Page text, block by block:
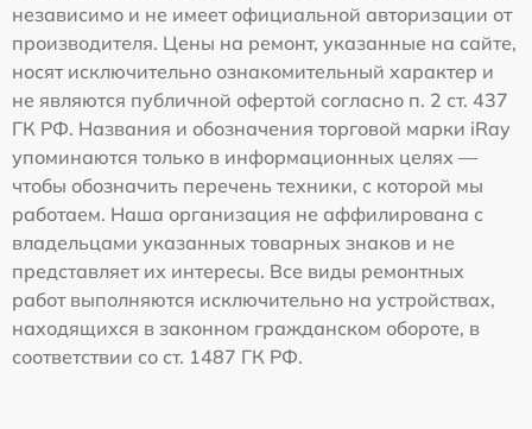
независимо и не имеет официальной авторизации от
производителя. Цены на ремонт, указанные на сайте,
носят исключительно ознакомительный характер и
не являются публичной офертой согласно п. 2 ст. 437
ГК РФ. Названия и обозначения торговой марки iRay
упоминаются только в информационных целях —
чтобы обозначить перечень техники, с которой мы
работаем. Наша организация не аффилирована с
владельцами указанных товарных знаков и не
представляет их интересы. Все виды ремонтных
работ выполняются исключительно на устройствах,
находящихся в законном гражданском обороте, в
соответствии со ст. 1487 ГК РФ.